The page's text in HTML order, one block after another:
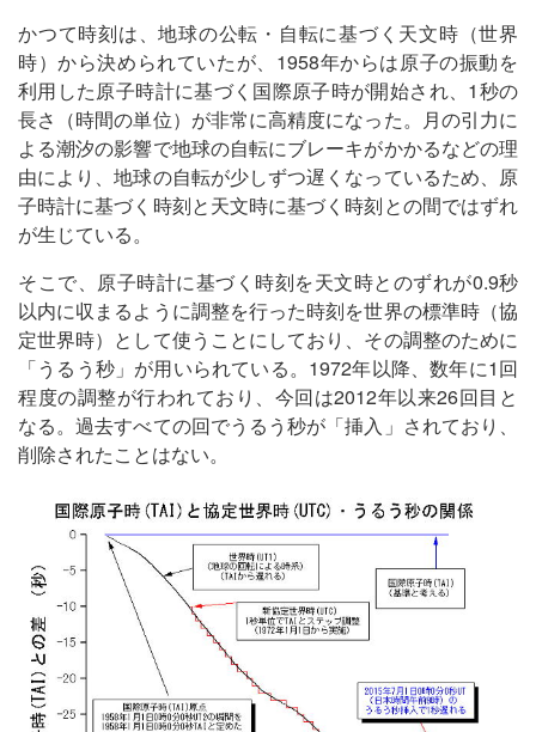
かつて時刻は、地球の公転・自転に基づく天文時（世界
時）から決められていたが、1958年からは原子の振動を
利用した原子時計に基づく国際原子時が開始され、1秒の
長さ（時間の単位）が非常に高精度になった。月の引力に
よる潮汐の影響で地球の自転にブレーキがかかるなどの理
由により、地球の自転が少しずつ遅くなっているため、原
子時計に基づく時刻と天文時に基づく時刻との間ではずれ
が生じている。
そこで、原子時計に基づく時刻を天文時とのずれが0.9秒
以内に収まるように調整を行った時刻を世界の標準時（協
定世界時）として使うことにしており、その調整のために
「うるう秒」が用いられている。1972年以降、数年に1回
程度の調整が行われており、今回は2012年以来26回目と
なる。過去すべての回でうるう秒が「挿入」されており、
削除されたことはない。